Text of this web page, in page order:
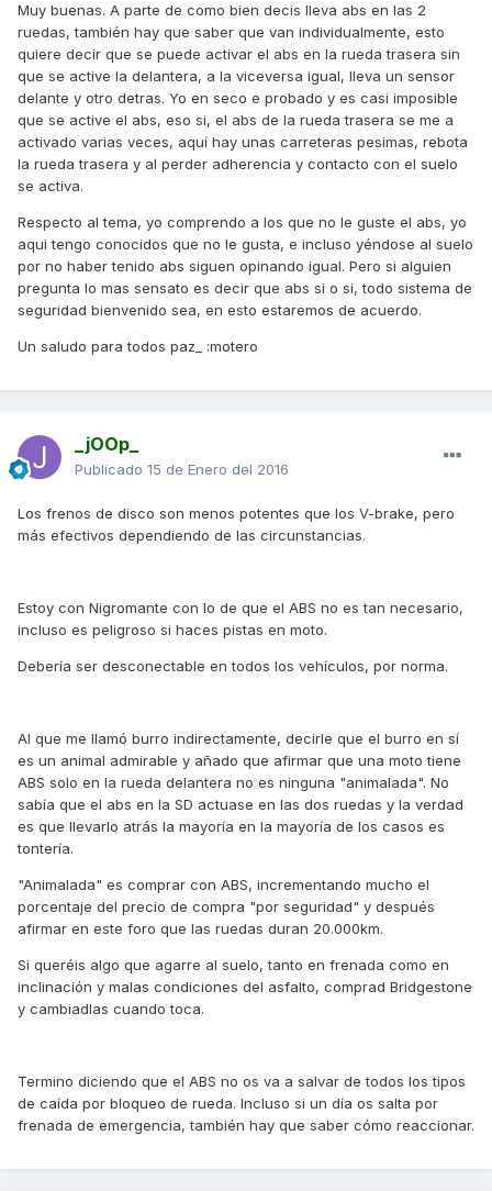
Muy buenas. A parte de como bien decis lleva abs en las 2
ruedas, también hay que saber que van individualmente, esto
quiere decir que se puede activar el abs en la rueda trasera sin
que se active la delantera, a la viceversa igual, lleva un sensor
delante y otro detras. Yo en seco e probado y es casi imposible
que se active el abs, eso si, el abs de la rueda trasera se me a
activado varias veces, aquí hay unas carreteras pesimas, rebota
la rueda trasera y al perder adherencia y contacto con el suelo
se activa.
Respecto al tema, yo comprendo a los que no le guste el abs, yo
aqui tengo conocidos que no le gusta, e incluso yéndose al suelo
por no haber tenido abs siguen opinando igual. Pero si alguien
pregunta lo mas sensato es decir que abs si o si, todo sistema de
seguridad bienvenido sea, en esto estaremos de acuerdo.
Un saludo para todos paz_ :motero
_jOOp_
Publicado 15 de Enero del 2016
Los frenos de disco son menos potentes que los V-brake, pero
más efectivos dependiendo de las circunstancias.
Estoy con Nigromante con lo de que el ABS no es tan necesario,
incluso es peligroso si haces pistas en moto.
Debería ser desconectable en todos los vehículos, por norma.
Al que me llamó burro indirectamente, decirle que el burro en sí
es un animal admirable y añado que afirmar que una moto tiene
ABS solo en la rueda delantera no es ninguna "animalada". No
sabía que el abs en la SD actuase en las dos ruedas y la verdad
es que llevarlo atrás la mayoría en la mayoría de los casos es
tontería.
"Animalada" es comprar con ABS, incrementando mucho el
porcentaje del precio de compra "por seguridad" y después
afirmar en este foro que las ruedas duran 20.000km.
Si queréis algo que agarre al suelo, tanto en frenada como en
inclinación y malas condiciones del asfalto, comprad Bridgestone
y cambiadlas cuando toca.
Termino diciendo que el ABS no os va a salvar de todos los tipos
de caída por bloqueo de rueda. Incluso si un día os salta por
frenada de emergencia, también hay que saber cómo reaccionar.